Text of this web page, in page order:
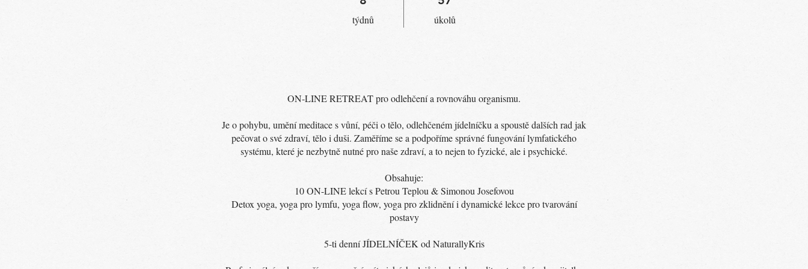
týdnů úkolů
ON-LINE RETREAT pro odlehčení a rovnováhu organismu.
Je o pohybu, umění meditace s vůní, péči o tělo, odlehčeném jídelníčku a spoustě dalších rad jak
pečovat o své zdraví, tělo i duši. Zaměříme se a podpoříme správné fungování lymfatického
systému, které je nezbytně nutné pro naše zdraví, a to nejen to fyzické, ale i psychické.
Obsahuje:
10 ON-LINE lekcí s Petrou Teplou & Simonou Josefovou
Detox yoga, yoga pro lymfu, yoga flow, yoga pro zklidnění i dynamické lekce pro tvarování
postavy
5-ti denní JÍDELNÍČEK od NaturallyKris